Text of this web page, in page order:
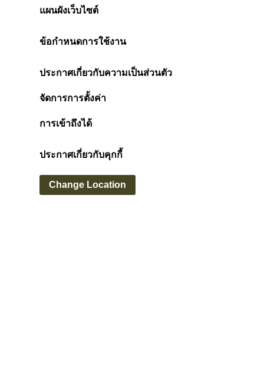
แผนผังเว็บไซต์
ข้อกำหนดการใช้งาน
ประกาศเกี่ยวกับความเป็นส่วนตัว
จัดการการตั้งค่า
การเข้าถึงได้
ประกาศเกี่ยวกับคุกกี้
Change Location